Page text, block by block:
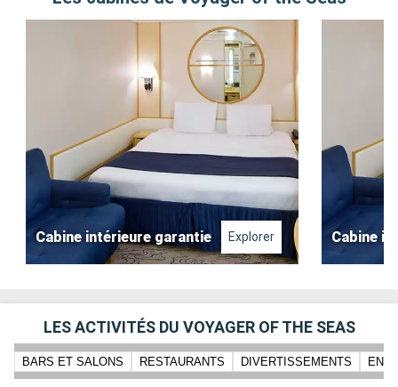
Cabine intérieure garantie Explorer Cabine
LES ACTIVITÉS DU VOYAGER OF THE SEAS
BARS ET SALONS RESTAURANTS DIVERTISSEMENTS